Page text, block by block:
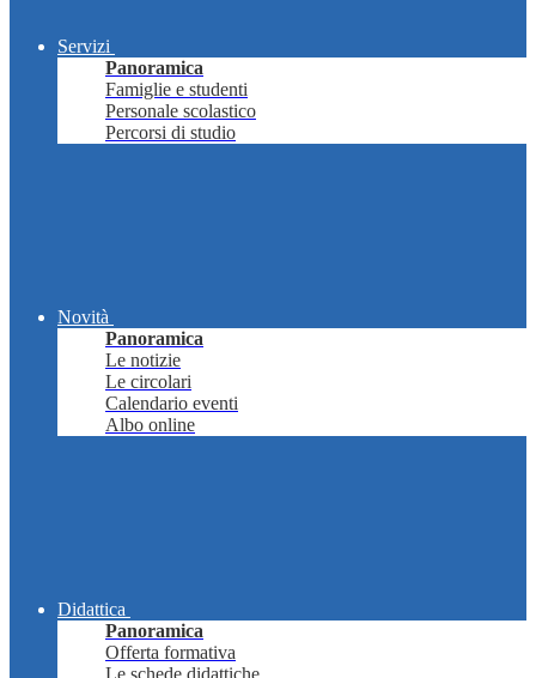
Servizi
Panoramica
Famiglie e studenti
Personale scolastico
Percorsi di studio
Novità
Panoramica
Le notizie
Le circolari
Calendario eventi
Albo online
Didattica
Panoramica
Offerta formativa